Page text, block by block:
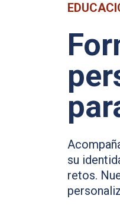
su
retos.